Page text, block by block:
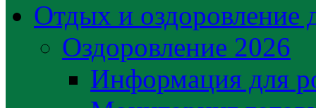
Отдых и оздоровление
Оздоровление 2026
Информация для